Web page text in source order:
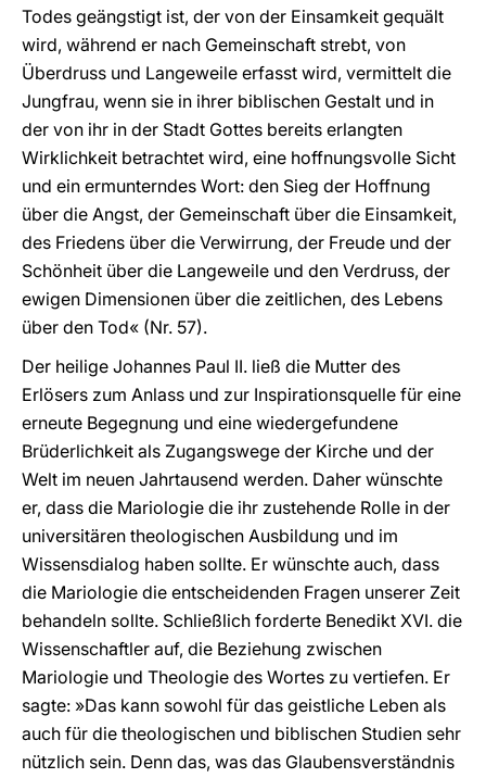
Todes geängstigt ist, der von der Einsamkeit gequält
wird, während er nach Gemeinschaft strebt, von
Überdruss und Langeweile erfasst wird, vermittelt die
Jungfrau, wenn sie in ihrer biblischen Gestalt und in
der von ihr in der Stadt Gottes bereits erlangten
Wirklichkeit betrachtet wird, eine hoffnungsvolle Sicht
und ein ermunterndes Wort: den Sieg der Hoffnung
über die Angst, der Gemeinschaft über die Einsamkeit,
des Friedens über die Verwirrung, der Freude und der
Schönheit über die Langeweile und den Verdruss, der
ewigen Dimensionen über die zeitlichen, des Lebens
über den Tod« (Nr. 57).
Der heilige Johannes Paul II. ließ die Mutter des
Erlösers zum Anlass und zur Inspirationsquelle für eine
erneute Begegnung und eine wiedergefundene
Brüderlichkeit als Zugangswege der Kirche und der
Welt im neuen Jahrtausend werden. Daher wünschte
er, dass die Mariologie die ihr zustehende Rolle in der
universitären theologischen Ausbildung und im
Wissensdialog haben sollte. Er wünschte auch, dass
die Mariologie die entscheidenden Fragen unserer Zeit
behandeln sollte. Schließlich forderte Benedikt XVI. die
Wissenschaftler auf, die Beziehung zwischen
Mariologie und Theologie des Wortes zu vertiefen. Er
sagte: »Das kann sowohl für das geistliche Leben als
auch für die theologischen und biblischen Studien sehr
nützlich sein. Denn das, was das Glaubensverständnis